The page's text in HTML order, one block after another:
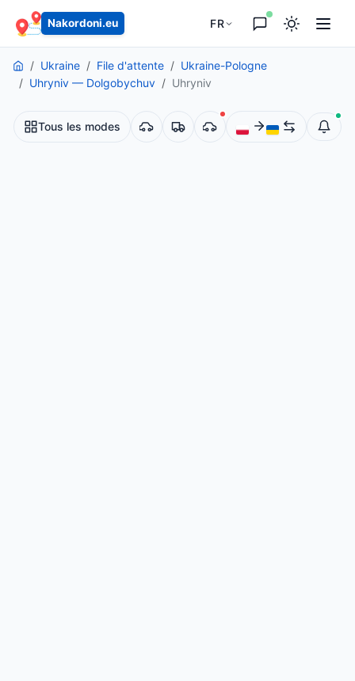
Nakordoni.eu FR
principal
Ukraine File d'attente
Ukraine-Pologne
Uhryniv — Dolgobychuv
Uhryniv
Tous les modes